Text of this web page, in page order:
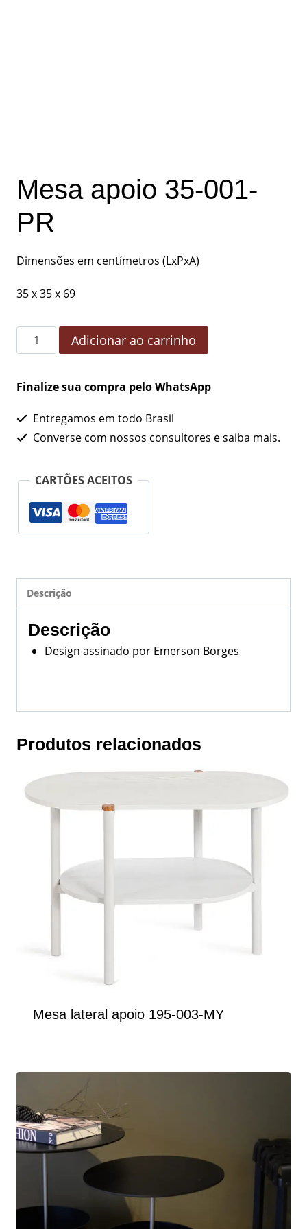
Mesa apoio 35-001-
PR
Dimensões em centímetros (LxPxA)
35 x 35 x 69
Adicionar ao carrinho
Finalize sua compra pelo WhatsApp
Entregamos em todo Brasil
Converse com nossos consultores e saiba mais.
CARTÕES ACEITOS
Descrição
Descrição
Design assinado por Emerson Borges
Produtos relacionados
Mesa lateral apoio 195-003-MY